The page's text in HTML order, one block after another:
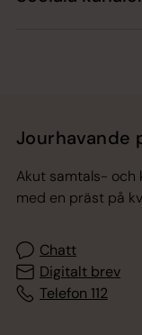
Jourhavande
Akut samtals- och
med en präst på
Chatt
Digitalt brev
Telefon 112